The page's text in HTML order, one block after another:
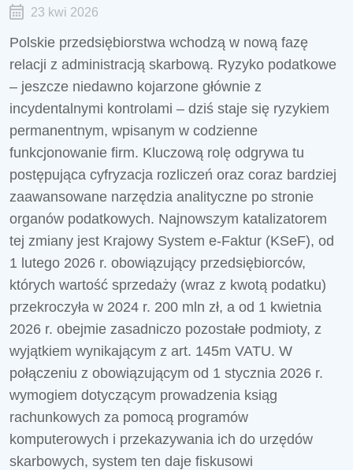
23 kwi 2026
Polskie przedsiębiorstwa wchodzą w nową fazę
relacji z administracją skarbową. Ryzyko podatkowe
– jeszcze niedawno kojarzone głównie z
incydentalnymi kontrolami – dziś staje się ryzykiem
permanentnym, wpisanym w codzienne
funkcjonowanie firm. Kluczową rolę odgrywa tu
postępująca cyfryzacja rozliczeń oraz coraz bardziej
zaawansowane narzędzia analityczne po stronie
organów podatkowych. Najnowszym katalizatorem
tej zmiany jest Krajowy System e-Faktur (KSeF), od
1 lutego 2026 r. obowiązujący przedsiębiorców,
których wartość sprzedaży (wraz z kwotą podatku)
przekroczyła w 2024 r. 200 mln zł, a od 1 kwietnia
2026 r. obejmie zasadniczo pozostałe podmioty, z
wyjątkiem wynikającym z art. 145m VATU. W
połączeniu z obowiązującym od 1 stycznia 2026 r.
wymogiem dotyczącym prowadzenia ksiąg
rachunkowych za pomocą programów
komputerowych i przekazywania ich do urzędów
skarbowych, system ten daje fiskusowi